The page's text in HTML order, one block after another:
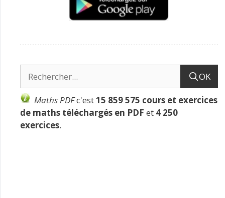
OK
Maths PDFc'est15 859 575 cours et exercices
de maths téléchargés en PDF et 4 250
exercices.